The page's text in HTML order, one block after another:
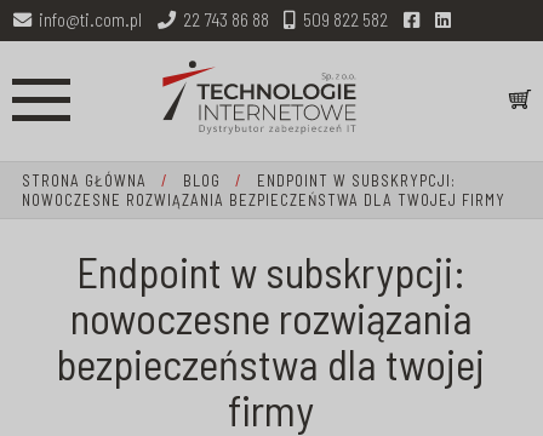
info@ti.com.pl 22 743 86 88 509 822 582
STRONA GŁÓWNA / BLOG /
ENDPOINT W SUBSKRYPCJI:
NOWOCZESNE ROZWIĄZANIA BEZPIECZEŃSTWA DLA TWOJEJ FIRMY
Endpoint w subskrypcji:
nowoczesne rozwiązania
bezpieczeństwa dla twojej
firmy